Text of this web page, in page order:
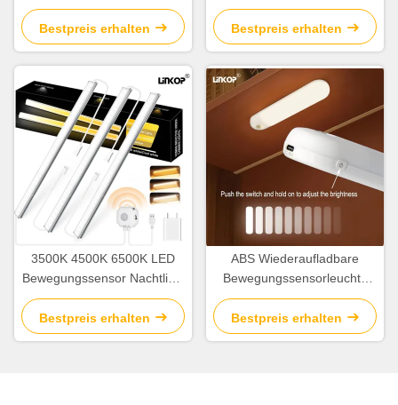
Mehrfachspezifikation
Bewegungssensor
Schranklicht
Bestpreis erhalten
Bewegungssensor Licht
Wiederaufladbar mit 120°
Sensorwinkel
Bestpreis erhalten
3500K 4500K 6500K LED
Bewegungssensor Nachtlicht
Innenraum 5V USB
Bestpreis erhalten
ABS Wiederaufladbare
Bewegungssensorleuchte
Innen PIR
Bewegungssensorleuchte
2700K -7000K
Bestpreis erhalten